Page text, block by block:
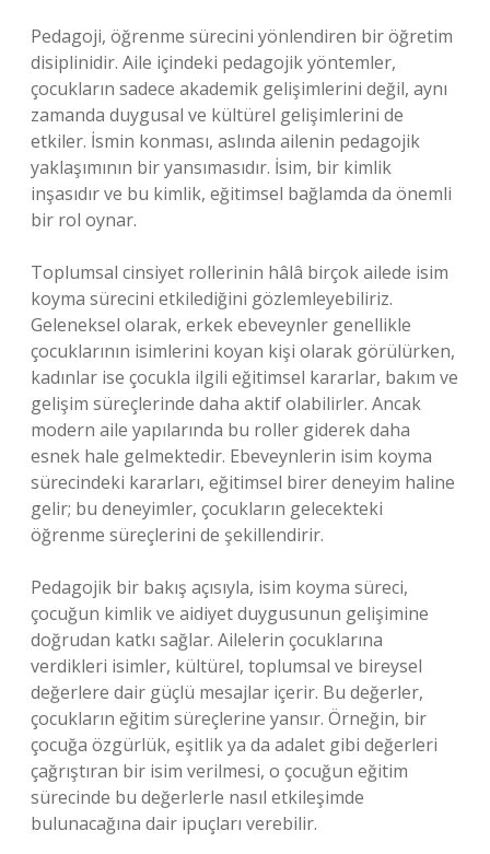
Pedagoji, öğrenme sürecini yönlendiren bir öğretim
disiplinidir. Aile içindeki pedagojik yöntemler,
çocukların sadece akademik gelişimlerini değil, aynı
zamanda duygusal ve kültürel gelişimlerini de
etkiler. İsmin konması, aslında ailenin pedagojik
yaklaşımının bir yansımasıdır. İsim, bir kimlik
inşasıdır ve bu kimlik, eğitimsel bağlamda da önemli
bir rol oynar.
Toplumsal cinsiyet rollerinin hâlâ birçok ailede isim
koyma sürecini etkilediğini gözlemleyebiliriz.
Geleneksel olarak, erkek ebeveynler genellikle
çocuklarının isimlerini koyan kişi olarak görülürken,
kadınlar ise çocukla ilgili eğitimsel kararlar, bakım ve
gelişim süreçlerinde daha aktif olabilirler. Ancak
modern aile yapılarında bu roller giderek daha
esnek hale gelmektedir. Ebeveynlerin isim koyma
sürecindeki kararları, eğitimsel birer deneyim haline
gelir; bu deneyimler, çocukların gelecekteki
öğrenme süreçlerini de şekillendirir.
Pedagojik bir bakış açısıyla, isim koyma süreci,
çocuğun kimlik ve aidiyet duygusunun gelişimine
doğrudan katkı sağlar. Ailelerin çocuklarına
verdikleri isimler, kültürel, toplumsal ve bireysel
değerlere dair güçlü mesajlar içerir. Bu değerler,
çocukların eğitim süreçlerine yansır. Örneğin, bir
çocuğa özgürlük, eşitlik ya da adalet gibi değerleri
çağrıştıran bir isim verilmesi, o çocuğun eğitim
sürecinde bu değerlerle nasıl etkileşimde
bulunacağına dair ipuçları verebilir.